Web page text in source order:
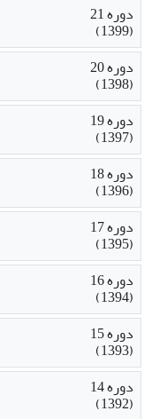
دوره 21
(1399)
دوره 20
(1398)
دوره 19
(1397)
دوره 18
(1396)
دوره 17
(1395)
دوره 16
(1394)
دوره 15
(1393)
دوره 14
(1392)